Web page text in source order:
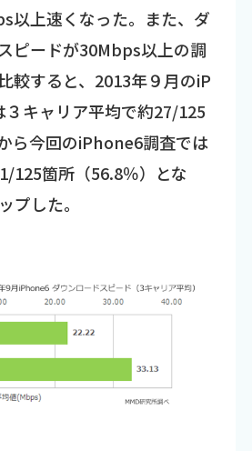
以上速くなった。また、ダ
ピードが30Mbps以上の調
較すると、2013年９月のiP
キャリア平均で約27/125
ら今回のiPhone6調査では
125箇所（56.8％）とな
プした。